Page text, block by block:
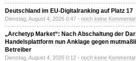
Deutschland im EU-Digitalranking auf Platz 17
Dienstag, August 4, 2026 0:47 - noch keine
„Archetyp Market“: Nach Abschaltung der
Handelsplattform nun Anklage gegen
Betreiber
Dienstag, August 4, 2026 0:12 - noch keine